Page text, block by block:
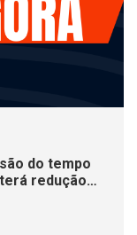
do tempo
redução